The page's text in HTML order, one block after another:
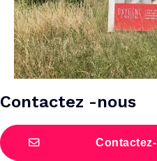
Contactez -nous